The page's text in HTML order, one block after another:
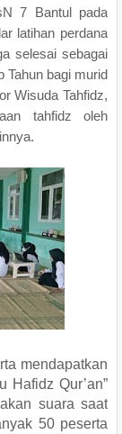
7 Bantul pada
latihan perdana
selesai sebagai
Tahun bagi murid
Wisuda Tahfidz,
tahfidz oleh
mendapatkan
Hafidz Qur’an”
suara saat
50 peserta